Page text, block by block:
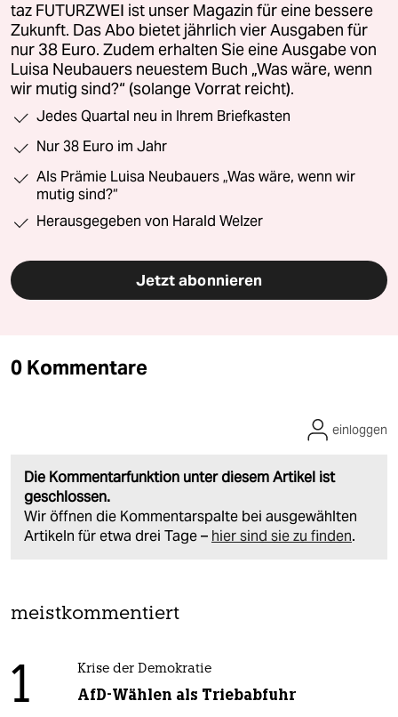
taz FUTURZWEI ist unser Magazin für eine bessere
Zukunft. Das Abo bietet jährlich vier Ausgaben für
nur 38 Euro. Zudem erhalten Sie eine Ausgabe von
Luisa Neubauers neuestem Buch „Was wäre, wenn
wir mutig sind?“ (solange Vorrat reicht).
Jedes Quartal neu in Ihrem Briefkasten
Nur 38 Euro im Jahr
Als Prämie Luisa Neubauers „Was wäre, wenn wir
mutig sind?“
Herausgegeben von Harald Welzer
Jetzt abonnieren
0 Kommentare
Die Kommentarfunktion unter diesem Artikel ist
geschlossen.
Wir öffnen die Kommentarspalte bei ausgewählten
Artikeln für etwa drei Tage – hier sind sie zu finden.
einloggen
meistkommentiert
1 Krise der Demokratie
AfD-Wählen als Triebabfuhr